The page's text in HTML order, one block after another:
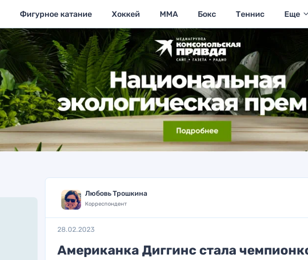
Фигурное катание Хоккей MMA Бокс Теннис Еще
Любовь Трошкина
Корреспондент
28.02.2023
Американка Диггинс стала